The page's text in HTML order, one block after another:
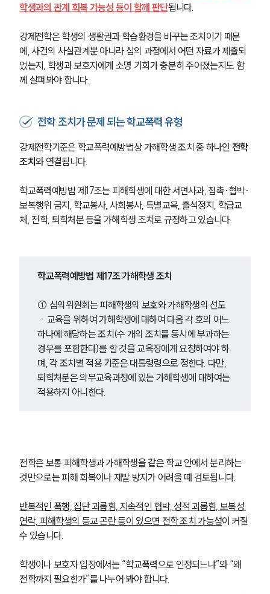
학생과의 관계 회복 가능성 등이 함께 판단됩니다.
강제전학은 학생의 생활권과 학습환경을 바꾸는 조치이기 때문
에, 사건의 사실관계뿐 아니라 심의 과정에서 어떤 자료가 제출되
었는지, 학생과 보호자에게 소명 기회가 충분히 주어졌는지도 함
께 살펴봐야 합니다.
전학 조치가 문제 되는 학교폭력 유형
강제전학기준은 학교폭력예방법상 가해학생 조치 중 하나인 전학
조치와 연결됩니다.
학교폭력예방법 제17조는 피해학생에 대한 서면사과, 접촉·협박·
보복행위 금지, 학교봉사, 사회봉사, 특별교육, 출석정지, 학급교
체, 전학, 퇴학처분 등을 가해학생 조치로 규정하고 있습니다.
학교폭력예방법 제17조 가해학생 조치
① 심의위원회는 피해학생의 보호와 가해학생의 선도
ㆍ교육을 위하여 가해학생에 대하여 다음 각 호의 어느
하나에 해당하는 조치(수 개의 조치를 동시에 부과하는
경우를 포함한다)를 할 것을 교육장에게 요청하여야 하
며, 각 조치별 적용 기준은 대통령령으로 정한다. 다만,
퇴학처분은 의무교육과정에 있는 가해학생에 대하여는
적용하지 아니한다.
전학은 보통 피해학생과 가해학생을 같은 학교 안에서 분리하는
것만으로는 피해 회복이나 재발 방지가 어려울 때 검토됩니다.
반복적인 폭행, 집단 괴롭힘, 지속적인 협박, 성적 괴롭힘, 보복성
연락, 피해학생의 등교 곤란 등이 있으면 전학 조치 가능성이 커질
수 있습니다.
학생이나 보호자 입장에서는 “학교폭력으로 인정되느냐”와 “왜
전학까지 필요한가”를 나누어 봐야 합니다.